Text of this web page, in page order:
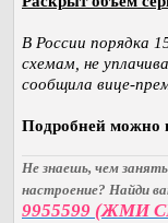
В России порядка
схемам, не
сообщила вице-
Подробней можно
Не знаешь, чем
настроение? Найди
9955599 (ЖМИ